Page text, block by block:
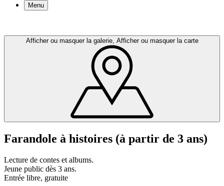
Menu
Afficher ou masquer la galerie, Afficher ou masquer la carte
Farandole à histoires (à partir de 3 ans)
Lecture de contes et albums.
Jeune public dès 3 ans.
Entrée libre, gratuite